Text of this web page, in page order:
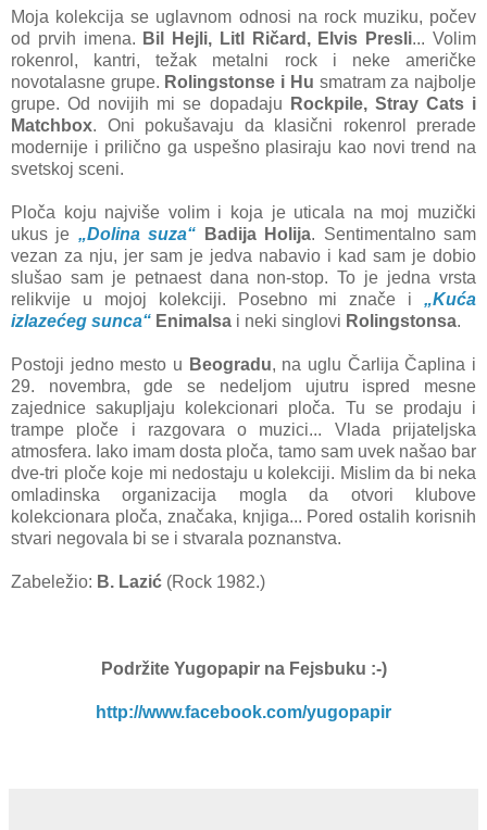
Moja kolekcija se uglavnom odnosi na rock muziku, počev
od prvih imena. Bil Hejli, Litl Ričard, Elvis Presli... Volim
rokenrol, kantri, težak metalni rock i neke američke
novotalasne grupe. Rolingstonse i Hu smatram za najbolje
grupe. Od novijih mi se dopadaju
Rockpile, Stray Cats i
Matchbox. Oni pokušavaju da klasični rokenrol prerade
modernije i prilično ga uspešno plasiraju kao novi trend na
svetskoj sceni.
Ploča koju najviše volim i koja je uticala na moj muzički
ukus je „Dolina suza“ Badija Holija. Sentimentalno sam
vezan za nju, jer sam je jedva nabavio i kad sam je dobio
slušao sam je petnaest dana non-stop. To je jedna vrsta
relikvije u mojoj kolekciji. Posebno mi znače i „Kuća
izlazećeg sunca“ Enimalsa i neki singlovi Rolingstonsa.
Postoji jedno mesto u Beogradu, na uglu Čarlija Čaplina i
29. novembra, gde se nedeljom ujutru ispred mesne
zajednice sakupljaju kolekcionari ploča. Tu se prodaju i
trampe ploče i razgovara o muzici... Vlada prijateljska
atmosfera. Iako imam dosta ploča, tamo sam uvek našao bar
dve-tri ploče koje mi nedostaju u kolekciji. Mislim da bi neka
omladinska organizacija mogla da otvori klubove
kolekcionara ploča, značaka, knjiga... Pored ostalih korisnih
stvari negovala bi se i stvarala poznanstva.
Zabeležio: B. Lazić (Rock 1982.)
Podržite Yugopapirna Fejsbuku :-)
http://www.facebook.com/yugopapir